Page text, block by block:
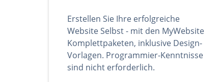
Erstellen Sie Ihre erfolgreiche
Website Selbst - mit den MyWebsite
Komplettpaketen, inklusive Design-
Vorlagen. Programmier-Kenntnisse
sind nicht erforderlich.